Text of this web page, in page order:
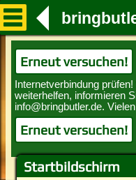
Startbildschirm
Erneut versuchen!
Erneut versuchen!